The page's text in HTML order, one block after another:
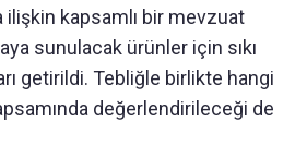
ilişkin kapsamlı bir mevzuat
sunulacak ürünler için sıkı
getirildi. Tebliğle birlikte hangi
değerlendirileceği de